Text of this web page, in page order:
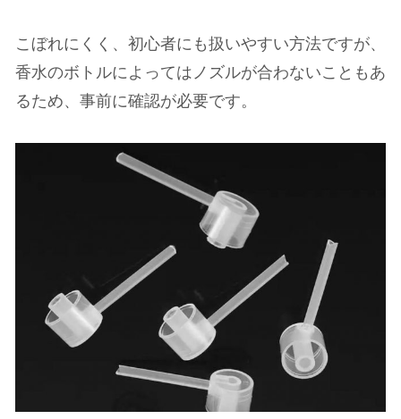
こぼれにくく、初心者にも扱いやすい方法ですが、
香水のボトルによってはノズルが合わないこともあ
るため、事前に確認が必要です。